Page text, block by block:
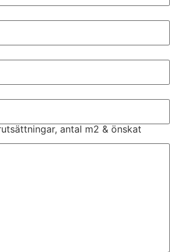
antal m2 & önskat